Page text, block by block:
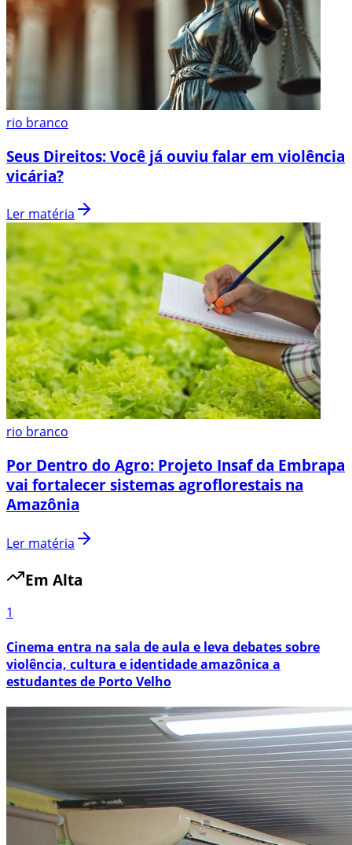
rio branco
Seus Direitos: Você já ouviu falar em violência
vicária?
Ler matéria
rio branco
Por Dentro do Agro: Projeto Insaf da Embrapa
vai fortalecer sistemas agroflorestais na
Amazônia
Ler matéria
Em Alta
1
Cinema entra na sala de aula e leva debates sobre
violência, cultura e identidade amazônica a
estudantes de Porto Velho